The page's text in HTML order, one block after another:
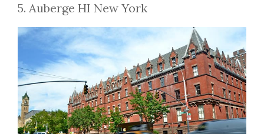
5. Auberge HI New York